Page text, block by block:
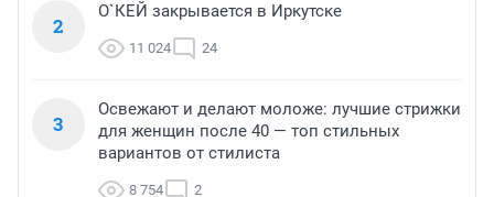
2
О`КЕЙ закрывается в Иркутске
11 024 24
3
Освежают и делают моложе: лучшие стрижки
для женщин после 40 — топ стильных
вариантов от стилиста
8 754 2